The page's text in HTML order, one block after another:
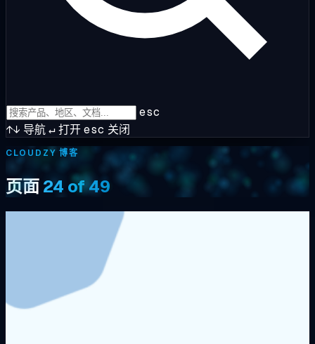
esc
↑↓ 导航↵打开esc 关闭
CLOUDZY 博客
页面24 of 49